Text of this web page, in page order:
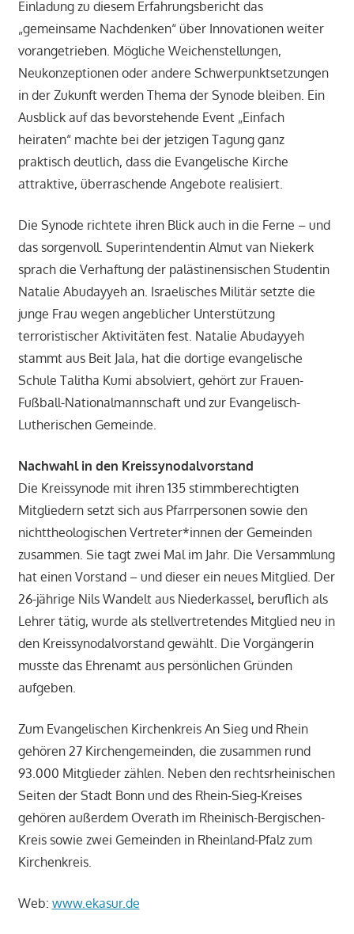
Einladung zu diesem Erfahrungsbericht das
„gemeinsame Nachdenken“ über Innovationen weiter
vorangetrieben. Mögliche Weichenstellungen,
Neukonzeptionen oder andere Schwerpunktsetzungen
in der Zukunft werden Thema der Synode bleiben. Ein
Ausblick auf das bevorstehende Event „Einfach
heiraten“ machte bei der jetzigen Tagung ganz
praktisch deutlich, dass die Evangelische Kirche
attraktive, überraschende Angebote realisiert.
Die Synode richtete ihren Blick auch in die Ferne – und
das sorgenvoll. Superintendentin Almut van Niekerk
sprach die Verhaftung der palästinensischen Studentin
Natalie Abudayyeh an. Israelisches Militär setzte die
junge Frau wegen angeblicher Unterstützung
terroristischer Aktivitäten fest. Natalie Abudayyeh
stammt aus Beit Jala, hat die dortige evangelische
Schule Talitha Kumi absolviert, gehört zur Frauen-
Fußball-Nationalmannschaft und zur Evangelisch-
Lutherischen Gemeinde.
Nachwahl in den Kreissynodalvorstand
Die Kreissynode mit ihren 135 stimmberechtigten
Mitgliedern setzt sich aus Pfarrpersonen sowie den
nichttheologischen Vertreter*innen der Gemeinden
zusammen. Sie tagt zwei Mal im Jahr. Die Versammlung
hat einen Vorstand – und dieser ein neues Mitglied. Der
26-jährige Nils Wandelt aus Niederkassel, beruflich als
Lehrer tätig, wurde als stellvertretendes Mitglied neu in
den Kreissynodalvorstand gewählt. Die Vorgängerin
musste das Ehrenamt aus persönlichen Gründen
aufgeben.
Zum Evangelischen Kirchenkreis An Sieg und Rhein
gehören 27 Kirchengemeinden, die zusammen rund
93.000 Mitglieder zählen. Neben den rechtsrheinischen
Seiten der Stadt Bonn und des Rhein-Sieg-Kreises
gehören außerdem Overath im Rheinisch-Bergischen-
Kreis sowie zwei Gemeinden in Rheinland-Pfalz zum
Kirchenkreis.
Web: www.ekasur.de